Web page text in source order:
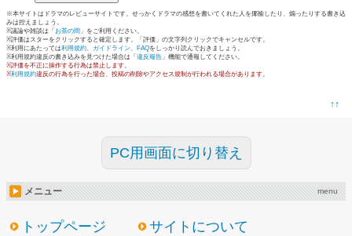
※本サイトはドラマのレビューサイトです。せっかくドラマの感想を書いてくれた人を揶揄したり、煽ったりする書き込
みは控えましょう。
※議論や雑談は「 お茶の間 」をご利用ください。
※評価はスターをクリックすると確定します。「評価」の文字列クリックでキャンセルです。
※利用にあたっては利用規約、 ガイドライン、 FAQをしっかり読んでおきましょう。
※利用規約違反の書き込みを見つけた場合は「 違反報告 」機能で通報してください。
※評価を不正に操作する行為は禁止します。
※利用規約違反の行為を行った場合、投稿の削除やアクセス規制が行われる場合があります。
↑↑
PC用画面に切り替え
メニュー menu
トップページ
サイトについて